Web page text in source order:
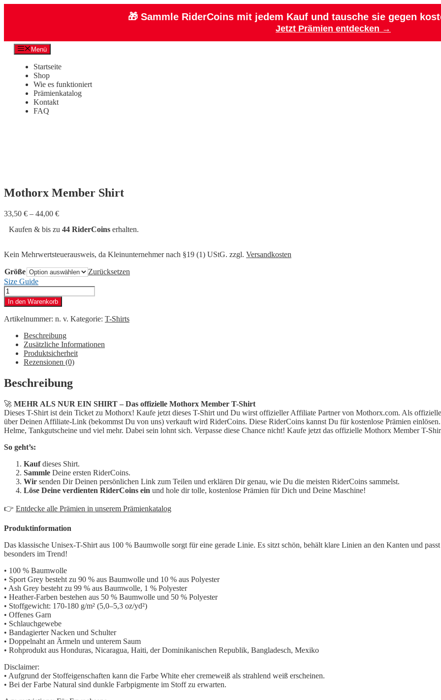
🎁 Sammle RiderCoins mit jedem Kauf und tausche sie gegen
Jetzt Prämien entdecken →
Zum
Inhalt
springen
Menü
Startseite
Shop
Wie es funktioniert
Prämienkatalog
Kontakt
FAQ
Mothorx Member Shirt
33,50 € – 44,00 €
Kaufen & bis zu 44 RiderCoins erhalten.
Kein Mehrwertsteuerausweis, da Kleinunternehmer nach §19 (1) UStG. zzgl. Versandkosten
Größe
Zurücksetzen
Size Guide
Mothorx
Member
Shirt
Menge
In den Warenkorb
Artikelnummer: n. v. Kategorie: T-Shirts
Beschreibung
Zusätzliche Informationen
Produktsicherheit
Rezensionen (0)
Beschreibung
🚀 MEHR ALS NUR EIN SHIRT – Das offizielle Mothorx Member T-Shirt
Dieses T-Shirt ist dein Ticket zu Mothorx! Kaufe jetzt dieses T-Shirt und Du wirst offizieller Affiliate Partner von Mothorx.com. Als
über Deinen Affiliate-Link (bekommst Du von uns) verkauft wird RiderCoins. Diese RiderCoins kannst Du für kostenlose Prämien
Helme, Tankgutscheine und viel mehr. Dabei sein lohnt sich. Verpasse diese Chance nicht! Kaufe jetzt das offizielle Mothorx Member T-
So geht’s:
Kaufdieses Shirt.
Sammle Deine ersten RiderCoins.
Wir senden Dir Deinen persönlichen Link zum Teilen und erklären Dir genau, wie Du die meisten RiderCoins sammelst.
Löse Deine verdienten RiderCoins ein und hole dir tolle, kostenlose Prämien für Dich und Deine Maschine!
👉 Entdecke alle Prämien in unserem Prämienkatalog
Produktinformation
Das klassische Unisex-T-Shirt aus 100 % Baumwolle sorgt für eine gerade Linie. Es sitzt schön, behält klare Linien an den Kanten und
besonders im Trend!
• 100 % Baumwolle
• Sport Grey besteht zu 90 % aus Baumwolle und 10 % aus Polyester
• Ash Grey besteht zu 99 % aus Baumwolle, 1 % Polyester
• Heather-Farben bestehen aus 50 % Baumwolle und 50 % Polyester
• Stoffgewicht: 170-180 g/m² (5,0–5,3 oz/yd²)
• Offenes Garn
• Schlauchgewebe
• Bandagierter Nacken und Schulter
• Doppelnaht an Ärmeln und unterem Saum
• Rohprodukt aus Honduras, Nicaragua, Haiti, der Dominikanischen Republik, Bangladesch, Mexiko
Disclaimer:
• Aufgrund der Stoffeigenschaften kann die Farbe White eher cremeweiß als strahlend weiß erscheinen.
• Bei der Farbe Natural sind dunkle Farbpigmente im Stoff zu erwarten.